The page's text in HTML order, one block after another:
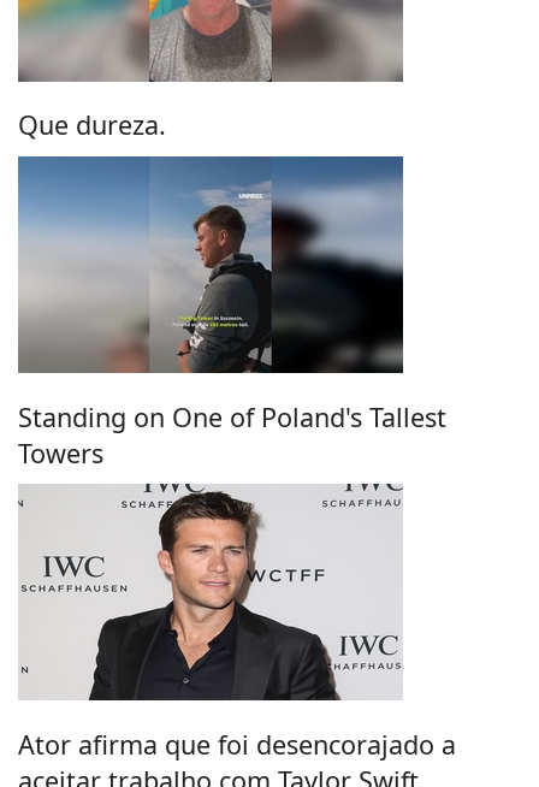
Que dureza.
Standing on One of Poland's Tallest
Towers
Ator afirma que foi desencorajado a